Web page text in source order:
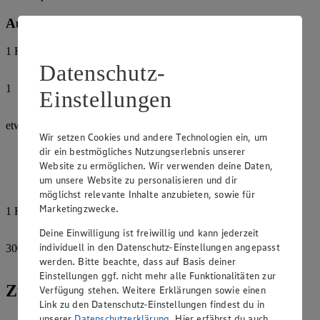
Außerdem:
1 Handvoll
Tomate
1
Mozzarella
etwas
Olivenöl
Salz
Pfeffer
1 Handvoll
300
Lasagneplatten
Zubereitung
Datenschutz-
Einstellungen
Wir setzen Cookies und andere Technologien ein, um
dir ein bestmögliches Nutzungserlebnis unserer
Website zu ermöglichen. Wir verwenden deine Daten,
um unsere Website zu personalisieren und dir
möglichst relevante Inhalte anzubieten, sowie für
Marketingzwecke.
Deine Einwilligung ist freiwillig und kann jederzeit
individuell in den Datenschutz-Einstellungen angepasst
werden. Bitte beachte, dass auf Basis deiner
Einstellungen ggf. nicht mehr alle Funktionalitäten zur
Verfügung stehen. Weitere Erklärungen sowie einen
Link zu den Datenschutz-Einstellungen findest du in